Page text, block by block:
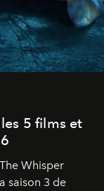
5 films et
Whisper
saison 3 de